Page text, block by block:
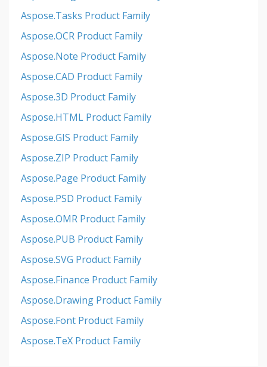
Aspose.Tasks Product Family
Aspose.OCR Product Family
Aspose.Note Product Family
Aspose.CAD Product Family
Aspose.3D Product Family
Aspose.HTML Product Family
Aspose.GIS Product Family
Aspose.ZIP Product Family
Aspose.Page Product Family
Aspose.PSD Product Family
Aspose.OMR Product Family
Aspose.PUB Product Family
Aspose.SVG Product Family
Aspose.Finance Product Family
Aspose.Drawing Product Family
Aspose.Font Product Family
Aspose.TeX Product Family